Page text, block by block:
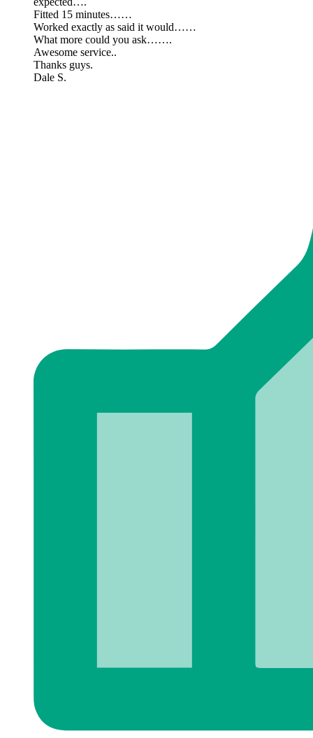
Fitted 15 minutes……
Worked exactly as said it would……
What more could you ask…….
Awesome service..
Thanks guys.
Dale S.